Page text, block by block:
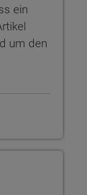
ein
um den